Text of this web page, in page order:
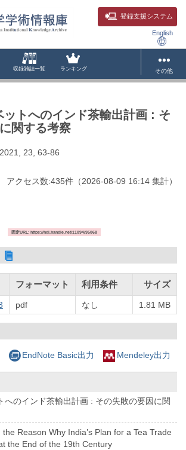
登録支援システム
English
収録雑誌一覧 ランキング その他
ットへのインド茶輸出計画 : そ
関する考察
23, 63-86
アクセス数:435件 （2026-08-09 16:14 集計）
固定URL: https://hdl.handle.net/11094/95068
フォーマット 利用条件 サイズ
pdf なし 1.81 MB
EndNote Basic出力 Mendeley出力
へのインド茶輸出計画 : その失敗の要因に関
Reason Why India’s Plan for a Tea Trade
the End of the 19th Century